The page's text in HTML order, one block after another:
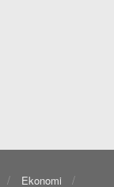
Ekonomi